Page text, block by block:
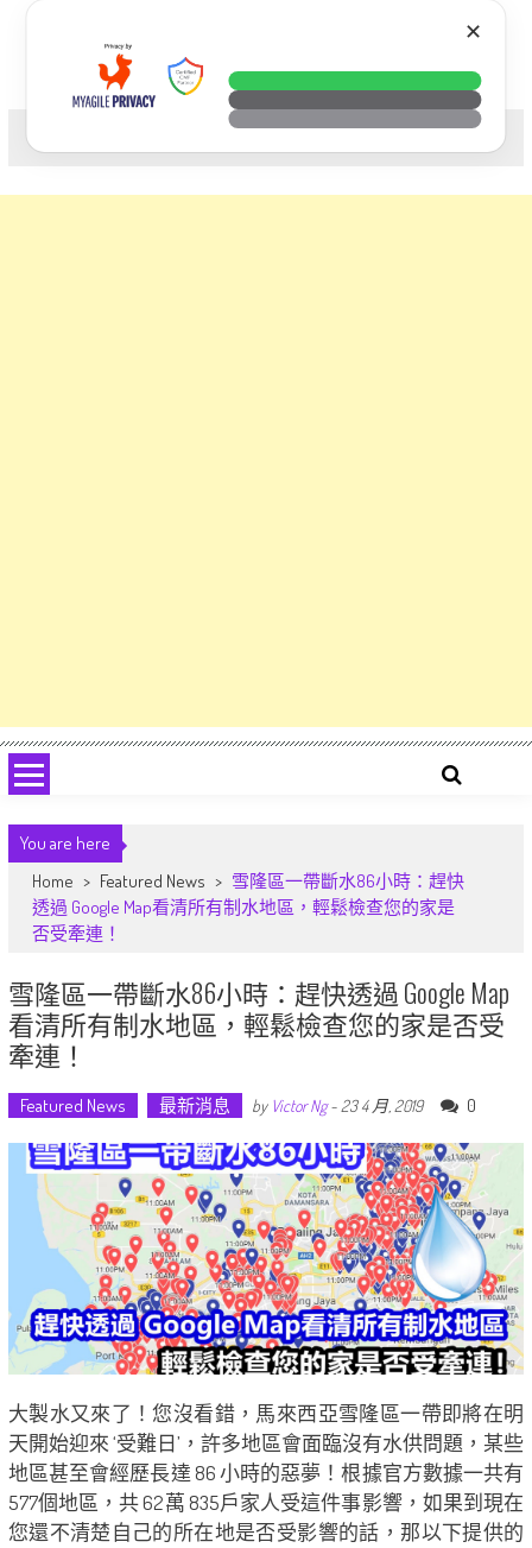
科技. 生活. 攝影.
You are here
Home > Featured News > 雪隆區一帶斷水86小時：趕快
透過 Google Map看清所有制水地區，輕鬆檢查您的家是
否受牽連！
雪隆區一帶斷水86小時：趕快透過 Google Map
看清所有制水地區，輕鬆檢查您的家是否受
牽連！
Featured News 最新消息 by Victor Ng- 23 4 月, 2019 0
大製水又來了！您沒看錯，馬來西亞雪隆區一帶即將在明
天開始迎來 ‘受難日’，許多地區會面臨沒有水供問題，某些
地區甚至會經歷長達 86 小時的惡夢！根據官方數據一共有
577個地區，共 62萬 835戶家人受這件事影響，如果到現在
您還不清楚自己的所在地是否受影響的話，那以下提供的
✕